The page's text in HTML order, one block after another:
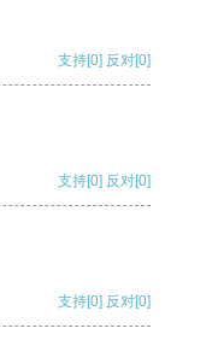
支持[0] 反对[0]
支持[0] 反对[0]
支持[0] 反对[0]